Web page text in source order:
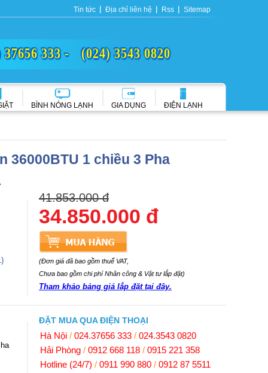
Tin tức Địa chỉ liên hệ Rss Sitemap
37656 333 - (024) 3543 0820
BÌNH NÓNG LẠNH GIA DỤNG ĐIỆN LẠNH
36000BTU 1 chiều 3 Pha
41.853.000 đ
34.850.000 đ
(Đơn giá đã bao gồm thuế VAT,
Chưa bao gồm chi phí Nhân công & Vật tư lắp đặt)
Tham khảo bảng giá lắp đặt tại đây.
ĐẶT MUA QUA ĐIỆN THOẠI
Hà Nội / 024.37656 333 / 024.3543 0820
Hải Phòng / 0912 668 118 / 0915 221 358
Hotline (24/7) / 0911 990 880 / 0912 87 5511